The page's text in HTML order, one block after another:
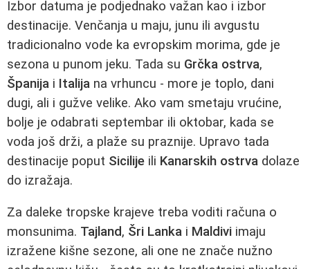
Izbor datuma je podjednako važan kao i izbor
destinacije. Venčanja u maju, junu ili avgustu
tradicionalno vode ka evropskim morima, gde je
sezona u punom jeku. Tada su Grčka ostrva,
Španija i Italija na vrhuncu - more je toplo, dani
dugi, ali i gužve velike. Ako vam smetaju vrućine,
bolje je odabrati septembar ili oktobar, kada se
voda još drži, a plaže su praznije. Upravo tada
destinacije poput Sicilije ili Kanarskih ostrva dolaze
do izražaja.
Za daleke tropske krajeve treba voditi računa o
monsunima. Tajland, Šri Lanka i Maldivi imaju
izražene kišne sezone, ali one ne znače nužno